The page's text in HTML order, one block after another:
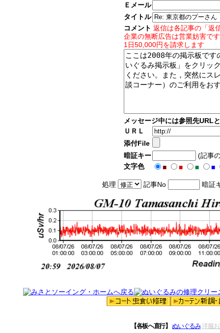
Ｅメール
タイトル
コメント 返信は各記事の「返
企業の無断広告は営業妨害で
1日50,000円を請求します
メッセージ中には参照先URL
ＵＲＬ
添付File
暗証キー
(記事
文字色
■ ■ ■ ■
処理 記事No 暗証
【各板へ直行】 ぬいぐるみ 洋服